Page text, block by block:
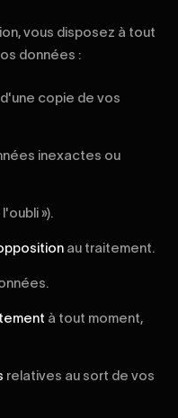
vous disposez à tout
données :
copie de vos
inexactes ou
»).
au traitement.
à tout moment,
relatives au sort de vos